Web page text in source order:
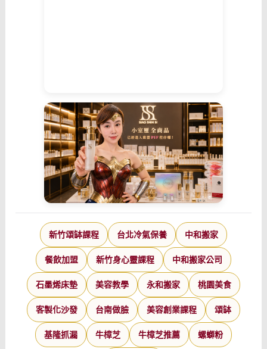
新竹頌缽課程 台北冷氣保養 中和搬家
餐飲加盟 新竹身心靈課程 中和搬家公司
石墨烯床墊 美容教學 永和搬家 桃園美食
客製化沙發 台南做臉 美容創業課程 頌缽
基隆抓漏 牛樟芝 牛樟芝推薦 螺螄粉